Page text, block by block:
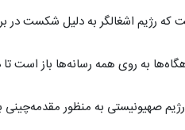
که رژیم اشغالگر به دلیل شکست در
به روی همه رسانه‌ها باز است تا
صهیونیستی به منظور مقدمه‌چینی